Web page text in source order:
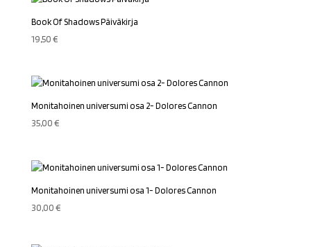
Book Of Shadows Päiväkirja
19,50€
Monitahoinen universumi osa 2- Dolores Cannon
35,00€
Monitahoinen universumi osa 1- Dolores Cannon
30,00€